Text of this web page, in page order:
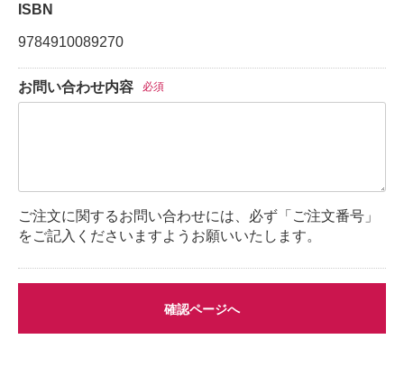
ISBN
9784910089270
お問い合わせ内容 必須
ご注文に関するお問い合わせには、必ず「ご注文番号」
をご記入くださいますようお願いいたします。
確認ページへ